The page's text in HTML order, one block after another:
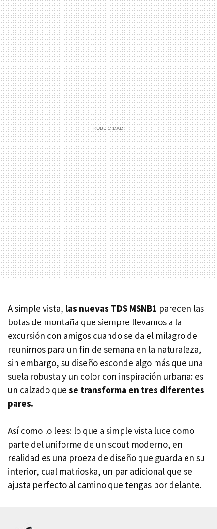
A simple vista, las nuevas TDS MSNB1 parecen las
botas de montaña que siempre llevamos a la
excursión con amigos cuando se da el milagro de
reunirnos para un fin de semana en la naturaleza,
sin embargo, su diseño esconde algo más que una
suela robusta y un color con inspiración urbana: es
un calzado que se transforma en tres diferentes
pares.
Así como lo lees: lo que a simple vista luce como
parte del uniforme de un scout moderno, en
realidad es una proeza de diseño que guarda en su
interior, cual matrioska, un par adicional que se
ajusta perfecto al camino que tengas por delante.